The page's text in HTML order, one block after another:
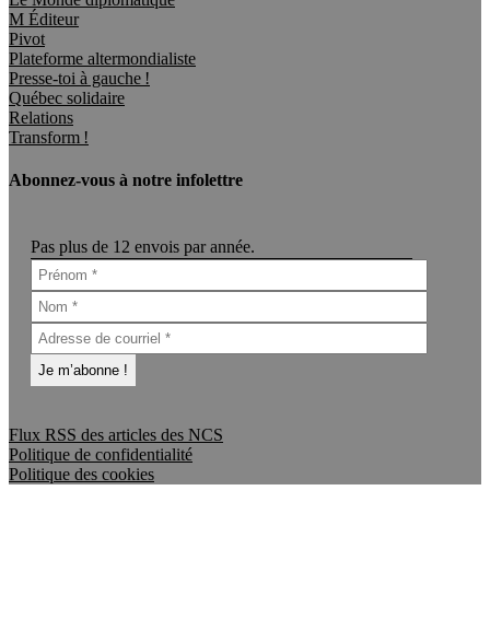
M Éditeur
Pivot
Plateforme altermondialiste
Presse-toi à gauche !
Québec solidaire
Relations
Transform !
Abonnez-vous à notre infolettre
Pas plus de 12 envois par année.
Flux RSS des articles des NCS
Politique de confidentialité
Politique des cookies